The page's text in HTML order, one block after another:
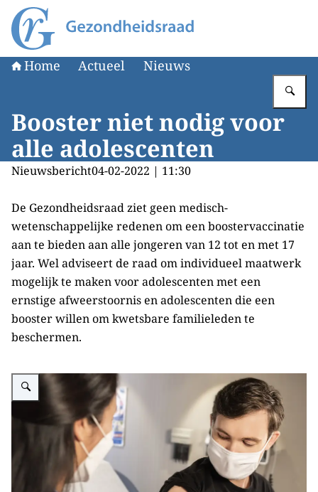
Naar de homepage van Gezondheidsraad
Home Actueel Nieuws
Booster niet nodig voor
alle adolescenten
Nieuwsbericht04-02-2022 | 11:30
De Gezondheidsraad ziet geen medisch-
wetenschappelijke redenen om een boostervaccinatie
aan te bieden aan alle jongeren van 12 tot en met 17
jaar. Wel adviseert de raad om individueel maatwerk
mogelijk te maken voor adolescenten met een
ernstige afweerstoornis en adolescenten die een
booster willen om kwetsbare familieleden te
beschermen.
Vergroot afbeelding Jongen net gevaccineerd